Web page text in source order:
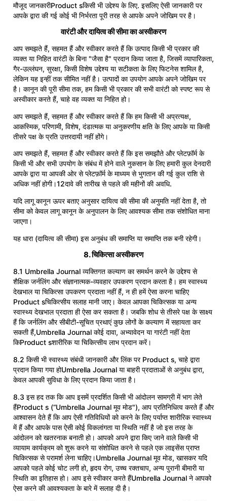
मौजूद जानकारीProduct sकिसी भी उद्देश्य के लिए. इसलिए ऐसी जानकारी पर
आपके द्वारा की गई कोई भी निर्भरता पूरी तरह से आपके अपने जोखिम पर है।
वारंटी और दायित्व की सीमा का अस्वीकरण
आप समझते हैं, सहमत हैं और स्वीकार करते हैं कि उत्पाद किसी भी प्रकार की
व्यक्त या निहित वारंटी के बिना "जैसा है" प्रदान किया जाता है, जिसमें व्यापारिकता,
गैर-उल्लंघन, सुरक्षा, किसी विशेष उद्देश्य या सटीकता के लिए फिटनेस शामिल है,
लेकिन यह इन्हीं तक सीमित नहीं है। उत्पादों का उपयोग आपके अपने जोखिम पर
है। कानून की पूरी सीमा तक, हम किसी भी प्रकार की सभी वारंटी को स्पष्ट रूप से
अस्वीकार करते हैं, चाहे वह व्यक्त या निहित हो।
आप समझते हैं, सहमत हैं और स्वीकार करते हैं कि हम किसी भी अप्रत्यक्ष,
आकस्मिक, परिणामी, विशेष, दंडात्मक या अनुकरणीय क्षति के लिए आपके या किसी
तीसरे पक्ष के प्रति उत्तरदायी नहीं होंगे।
आप समझते हैं, सहमत हैं और स्वीकार करते हैं कि इस समझौते और प्लेटफ़ॉर्म के
किसी भी और सभी उपयोग के संबंध में होने वाले नुकसान के लिए हमारी कुल देनदारी
आपके द्वारा या आपकी ओर से प्लेटफ़ॉर्म के माध्यम से भुगतान की गई कुल राशि से
अधिक नहीं होगी।12दावे की तारीख से पहले की महीनों की अवधि.
यदि लागू कानून ऊपर बताए अनुसार दायित्व की सीमा की अनुमति नहीं देता है, तो
सीमा को केवल लागू कानून के अनुपालन के लिए आवश्यक सीमा तक संशोधित माना
जाएगा।
यह धारा (दायित्व की सीमा) इस अनुबंध की समाप्ति या समाप्ति तक बनी रहेगी।
8. चिकित्सा अस्वीकरण
8.1 Umbrella Journal व्यक्तिगत कल्याण का समर्थन करने के उद्देश्य से
शैक्षिक जर्नलिंग और संज्ञानात्मक-व्यवहार उपकरण प्रदान करता है। हम स्वास्थ्य
देखभाल या चिकित्सा उपकरण प्रदाता नहीं हैं, न ही हमें ऐसा करना चाहिए
Product sचिकित्सीय सलाह मानी जाए। केवल आपका चिकित्सक या अन्य
स्वास्थ्य देखभाल प्रदाता ही ऐसा कर सकता है। जबकि शोध से तीसरे पक्ष के साक्ष्य
हैं कि जर्नलिंग और सीबीटी-सूचित प्रथाएं कुछ लोगों के कल्याण में सहायता कर
सकती हैं,Umbrella Journal कोई दावा, अभ्यावेदन या गारंटी नहीं देता
किProduct sशारीरिक या चिकित्सीय लाभ प्रदान करें।
8.2 किसी भी स्वास्थ्य संबंधी जानकारी और लिंक पर Product s, चाहे द्वारा
प्रदान किया गया होUmbrella Journal या बाहरी प्रदाताओं से अनुबंध द्वारा,
केवल आपकी सुविधा के लिए प्रदान किया जाता है।
8.3 इस हद तक कि आप इसमें प्रदर्शित किसी भी आंदोलन सामग्री में भाग लेते
हैंProduct s (“Umbrella Journal मूव मोड"), आप प्रतिनिधित्व करते हैं और
आश्वासन देते हैं कि आप ऐसी गतिविधियों को करने के लिए पर्याप्त शारीरिक स्वास्थ्य
में हैं और आपके पास ऐसी कोई विकलांगता या स्थिति नहीं है जो इस तरह के
आंदोलन को खतरनाक बनाती हो। आपको अपने द्वारा किए जाने वाले किसी भी
व्यायाम कार्यक्रम को शुरू करने या संशोधित करने से पहले एक लाइसेंस प्राप्त
चिकित्सक से परामर्श लेना चाहिए।Umbrella Journal मूव मोड, खासकर यदि
आपको पहले कोई चोट लगी हो, हृदय रोग, उच्च रक्तचाप, अन्य पुरानी बीमारी या
स्थिति का इतिहास हो। आप इसे स्वीकार करते हैंUmbrella Journal ने आपको
ऐसा करने की आवश्यकता के बारे में सलाह दी है।